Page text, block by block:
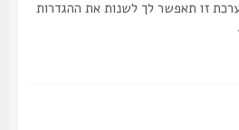
תאפשר לך לשנות את ההגדרות